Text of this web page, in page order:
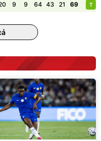
9 9 64 43 21 69 T